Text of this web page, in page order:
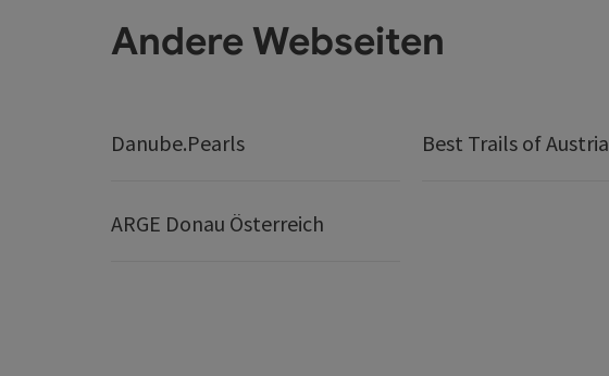
Andere Webseiten
Danube.Pearls Best Trails of Austria
ARGE Donau Österreich